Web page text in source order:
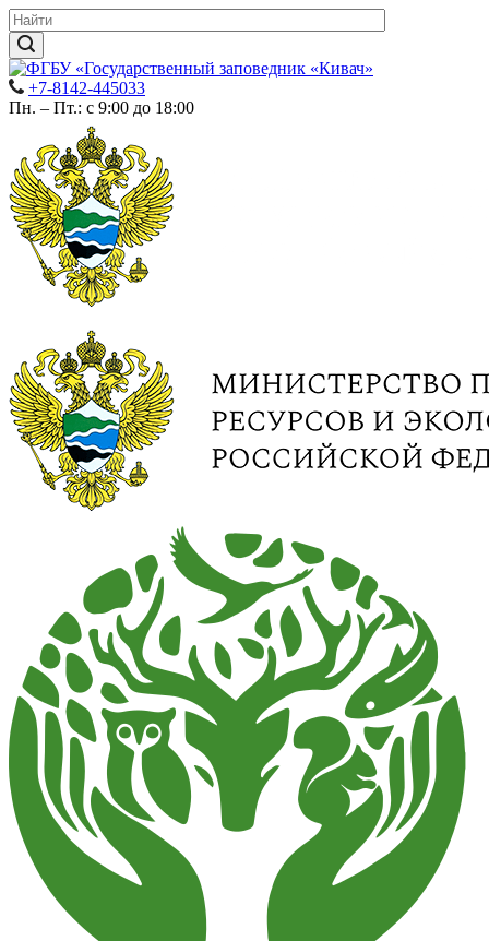
+7-8142-445033
Пн. – Пт.: с 9:00 до 18:00